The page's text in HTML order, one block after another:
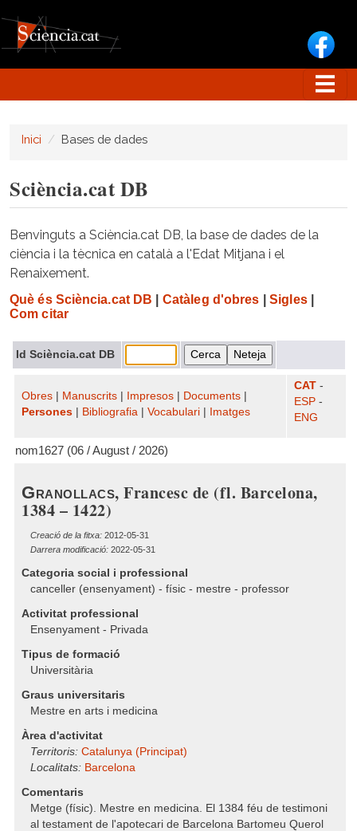
Inici Bases de dades
Sciència.cat DB
Benvinguts a Sciència.cat DB, la base de dades de la
ciència i la tècnica en català a l'Edat Mitjana i el
Renaixement.
Què és Sciència.cat DB Catàleg d'obres Sigles|
Com citar
Id Sciència.cat DB
Obres Manuscrits Impresos Documents
Persones
Bibliografia Vocabulari Imatges
CAT -
ESP -
ENG
nom1627 (06 / August / 2026)
Granollacs, Francesc de (fl. Barcelona,
1384 – 1422)
Creació de la fitxa: 2012-05-31
Darrera modificació: 2022-05-31
Categoria social i professional
canceller (ensenyament) - físic - mestre - professor
Activitat professional
Ensenyament - Privada
Tipus de formació
Universitària
Graus universitaris
Mestre en arts i medicina
Àrea d'activitat
Territoris: Catalunya (Principat)
Localitats: Barcelona
Comentaris
Metge (físic). Mestre en medicina. El 1384 féu de testimoni
al testament de l'apotecari de Barcelona Bartomeu Querol